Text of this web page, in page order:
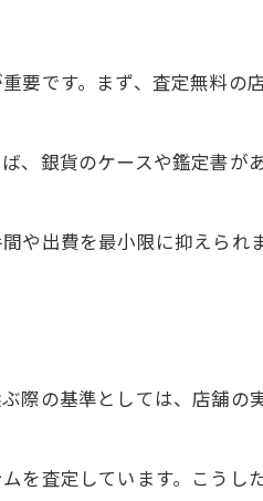
要です。まず、査定無料の
、銀貨のケースや鑑定書が
や出費を最小限に抑えられ
際の基準としては、店舗の
を査定しています。こうし